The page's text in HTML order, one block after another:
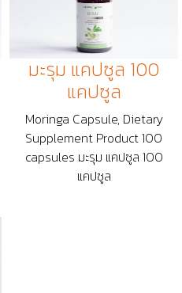
มะรุม แคปซูล 100
แคปซูล
Moringa Capsule, Dietary
Supplement Product 100
capsules มะรุม แคปซูล 100
แคปซูล